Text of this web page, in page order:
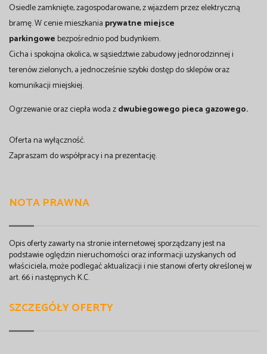
Osiedle zamknięte, zagospodarowane, z wjazdem przez elektryczną
bramę. W cenie mieszkania prywatne miejsce
parkingowebezpośrednio pod budynkiem.
Cicha i spokojna okolica, w sąsiedztwie zabudowy jednorodzinnej i
terenów zielonych, a jednocześnie szybki dostęp do sklepów oraz
komunikacji miejskiej.
Ogrzewanie oraz ciepła woda zdwubiegowego pieca gazowego.
Oferta na wyłączność.
Zapraszam do współpracy i na prezentację.
NOTA PRAWNA
Opis oferty zawarty na stronie internetowej sporządzany jest na
podstawie oględzin nieruchomości oraz informacji uzyskanych od
właściciela, może podlegać aktualizacji i nie stanowi oferty określonej w
art. 66 i następnych K.C.
SZCZEGÓŁY OFERTY